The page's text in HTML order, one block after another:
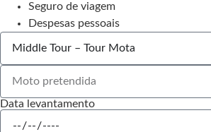
Seguro de viagem
Despesas pessoais
Data levantamento